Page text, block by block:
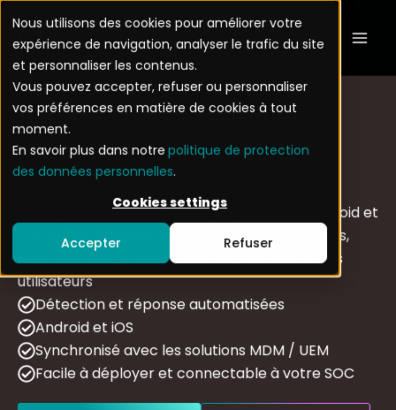
Nous utilisons des cookies pour améliorer votre
expérience de navigation, analyser le trafic du site
et personnaliser les contenus.
Vous pouvez accepter, refuser ou personnaliser
vos préférences en matière de cookies à tout
moment.
En savoir plus dans notre politique de protection
des données personnelles.
Cookies settings
Accepter Refuser
au
contenu
Sécuriser les appareils mobiles de l’entreprise
Mobile Threat Defense
Une solution pour les entreprises qui allège la
charge de travail des RSSI, responsables de
protège en toute discrétion les appareils Android et
iOS afin de prévenir le vol et la fuite de données,
pour que vous n’ayez à vous soucier que de vos
utilisateurs
Détection et réponse automatisées
Android et iOS
Synchronisé avec les solutions MDM / UEM
Facile à déployer et connectable à votre SOC